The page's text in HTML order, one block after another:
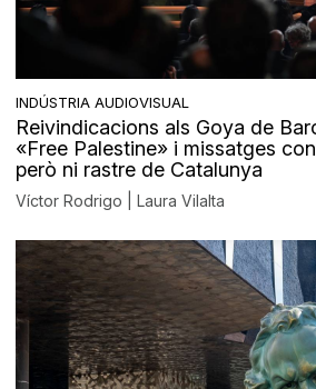
INDÚSTRIA AUDIOVISUAL
Reivindicacions als Goya de
«Free Palestine» i missatges
però ni rastre de Catalunya
Víctor Rodrigo | Laura Vilalta